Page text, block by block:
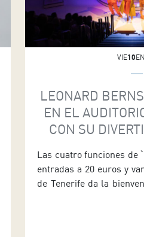
VIE10
LEONARD
EN EL
CON SU
Las cuatro funciones de
entradas a 20 euros y
de Tenerife da la